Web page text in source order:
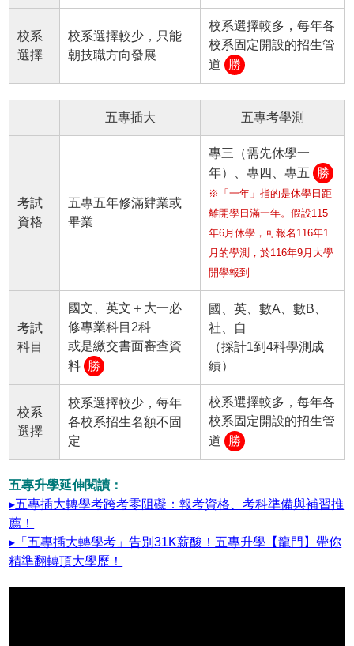
校系
選擇
校系選擇較少，只能
朝技職方向發展
校系選擇較多，每年各
校系固定開設的招生管
道 勝
五專插大 五專考學測
考試
資格
五專五年修滿肄業或
畢業
專三（需先休學一
年）、專四、專五 勝
※「一年」指的是休學日距
離開學日滿一年。假設115
年6月休學，可報名116年1
月的學測，於116年9月大學
開學報到
考試
科目
國文、英文＋大一必
修專業科目2科
或是繳交書面審查資
料 勝
國、英、數A、數B、
社、自
（採計1到4科學測成
績）
校系
選擇
校系選擇較少，每年
各校系招生名額不固
定
校系選擇較多，每年各
校系固定開設的招生管
道 勝
五專升學延伸閱讀：
▸五專插大轉學考跨考零阻礙：報考資格、考科準備與補習推
薦！
▸「五專插大轉學考」告別31K薪酸！五專升學【龍門】帶你
精準翻轉頂大學歷！